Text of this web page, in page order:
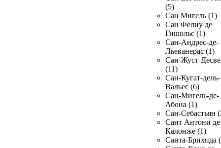
(5)
Сан Мигель (1)
Сан Фелиу де
Гишольс (1)
Сан-Андрес-де-
Льеванерас (1)
Сан-Жуст-
(11)
Сан-Кугат-дель-
Вальес (6)
Сан-Мигель-де-
Абона (1)
Сан-Себастьян
Сант Антони де
Калонже (1)
Санта-Брихида